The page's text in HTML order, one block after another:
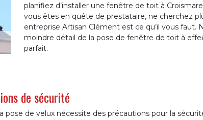
planifiez d’installer une fenêtre de toit à
vous êtes en quête de prestataire, ne cherchez
entreprise Artisan Clément est ce qu’il vous faut.
moindre détail de la pose de fenêtre de toit à
parfait.
de sécurité
pose de velux nécessite des précautions pour la